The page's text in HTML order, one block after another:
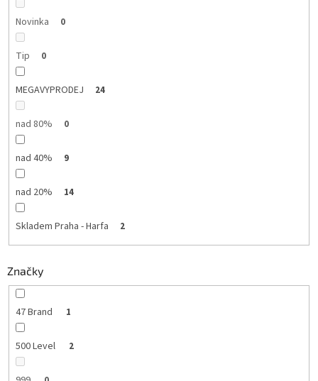
Novinka 0
Tip 0
MEGAVYPRODEJ 24
nad 80% 0
nad 40% 9
nad 20% 14
Skladem Praha - Harfa 2
Značky
47 Brand 1
500 Level 2